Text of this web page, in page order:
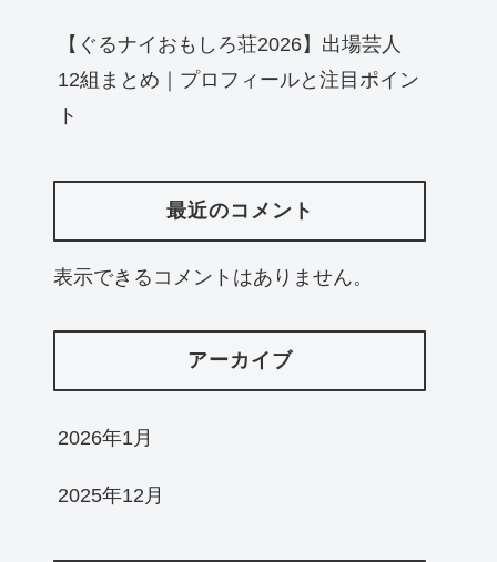
【ぐるナイおもしろ荘2026】出場芸人
12組まとめ｜プロフィールと注目ポイン
ト
最近のコメント
表示できるコメントはありません。
アーカイブ
2026年1月
2025年12月